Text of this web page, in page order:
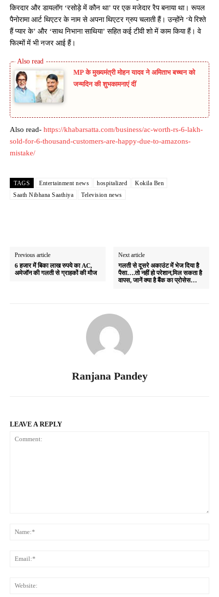
किरदार और डायलॉग ‘रसोड़े में कौन था’ पर एक मजेदार रैप बनाया था। रूपल
पैनोरामा आर्ट थिएटर के नाम से अपना थिएटर ग्रुप चलाती हैं। उन्होंने ‘ये रिश्ते
हैं प्यार के’ और ‘साथ निभाना साथिया’ सहित कई टीवी शो में काम किया हैं। वे
फिल्मों में भी नजर आई हैं।
MP के मुख्यमंत्री मोहन यादव ने अमिताभ बच्चन को
जन्मदिन की शुभकामनाएं दीं
Also read- https://khabarsatta.com/business/ac-worth-rs-6-lakh-
sold-for-6-thousand-customers-are-happy-due-to-amazons-
mistake/
TAGS Entertainment news hospitalized
Kokila Ben
Saath Nibhana Saathiya
Television news
Previous article
6 हजार में बिका लाख रुपये का AC,
अमेजॉन की गलती से ग्राहकों की मौज
Next article
गलती से दूसरे अकाउंट में भेज दिया है
पैसा….तो नहीं हो परेशान,मिल सकता है
वापस, जानें क्या है बैंक का प्रोसेस…
Ranjana Pandey
LEAVE A REPLY